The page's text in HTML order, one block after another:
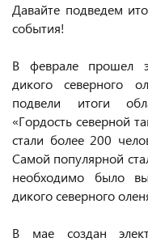
Давайте подведем
события!
В феврале прошел
дикого северного
подвели итоги
«Гордость северной
стали более 200
Самой популярной
необходимо было
дикого северного
В мае создан